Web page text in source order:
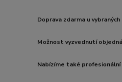
Doprava zdarma u
Možnost vyzvednutí
Nabízíme také